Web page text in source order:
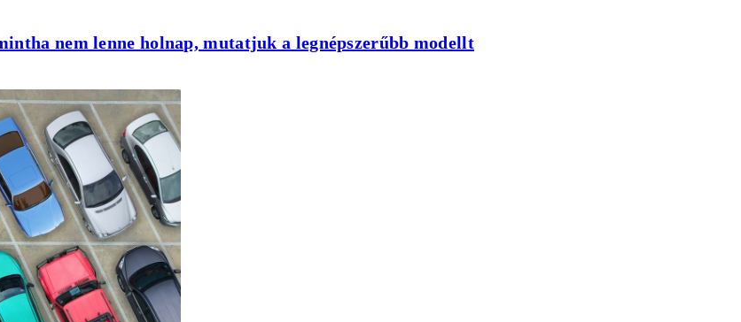
nem lenne holnap, mutatjuk a legnépszerűbb modellt